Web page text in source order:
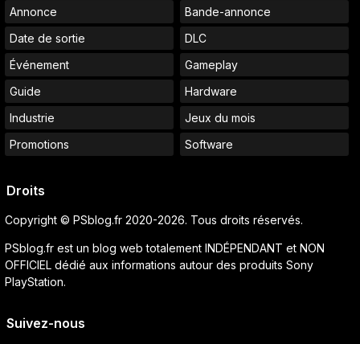
Annonce
Bande-annonce
Date de sortie
DLC
Événement
Gameplay
Guide
Hardware
Industrie
Jeux du mois
Promotions
Software
Droits
Copyright © PSblog.fr 2020-2026. Tous droits réservés.
PSblog.fr est un blog web totalement INDÉPENDANT et NON
OFFICIEL dédié aux informations autour des produits Sony
PlayStation.
Suivez-nous